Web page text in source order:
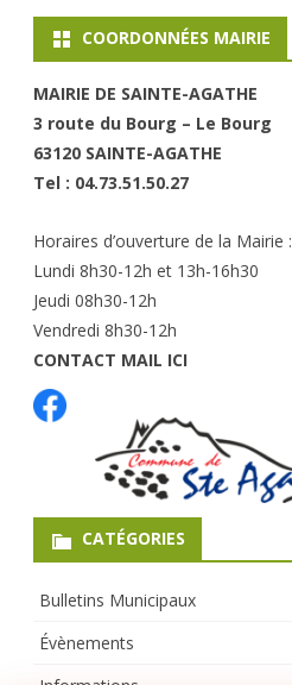
COORDONNÉES MAIRIE
MAIRIE DE SAINTE-AGATHE
3 route du Bourg – Le Bourg
63120 SAINTE-AGATHE
Tel : 04.73.51.50.27
Horaires d’ouverture de la Mairie :
Lundi 8h30-12h et 13h-16h30
Jeudi 08h30-12h
Vendredi 8h30-12h
CONTACT MAIL ICI
CATÉGORIES
Bulletins Municipaux
Évènements